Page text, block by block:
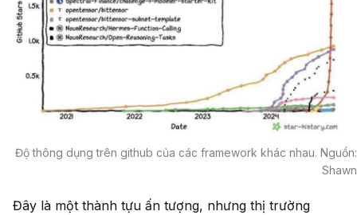
Độ thông dụng trên github của các framework khác nhau. Nguồn:
Shawn
Đây là một thành tựu ấn tượng, nhưng thị trường